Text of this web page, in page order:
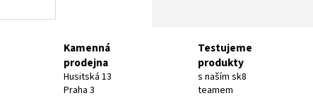
Kamenná
prodejna
Husitská 13
Praha 3
Testujeme
produkty
s naším sk8
teamem